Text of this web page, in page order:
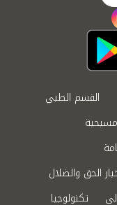
القسم الطبي
الحق والضلال
تكنولوجيا